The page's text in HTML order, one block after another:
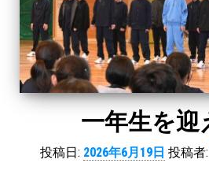
一年生を迎
投稿日: 2026年6月19日 投稿者: